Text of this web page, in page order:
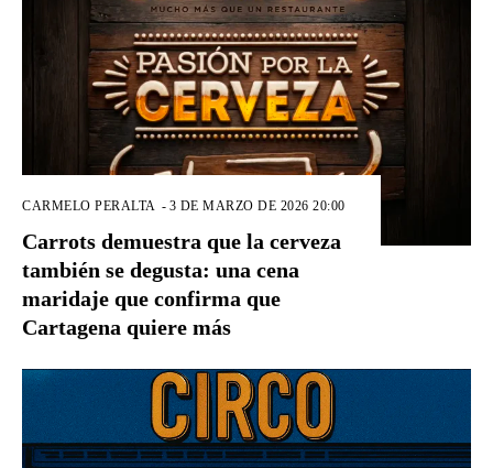
CARMELO PERALTA - 3 DE MARZO DE 2026 20:00
Carrots demuestra que la cerveza
también se degusta: una cena
maridaje que confirma que
Cartagena quiere más